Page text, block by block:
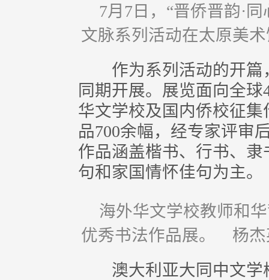
7月7日，“晋侨晋韵·
文脉系列活动在太原美
作为系列活动的开篇
同期开展。展览面向全
华文学校及国内侨校征
品700余幅，经专家评审
作品涵盖楷书、行书、
句和家国情怀佳句为主。
海外华文学校教师和
优秀书法作品展。 杨杰
澳大利亚大同中文学